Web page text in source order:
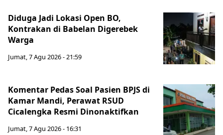
Diduga Jadi Lokasi Open BO,
Kontrakan di Babelan Digerebek
Warga
Jumat, 7 Agu 2026 - 21:59
Komentar Pedas Soal Pasien BPJS di
Kamar Mandi, Perawat RSUD
Cicalengka Resmi Dinonaktifkan
Jumat, 7 Agu 2026 - 16:31